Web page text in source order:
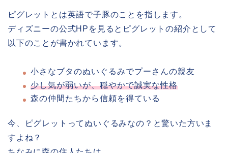
ピグレットとは英語で子豚のことを指します。
ディズニーの公式HPを見るとピグレットの紹介として
以下のことが書かれています。
小さなブタのぬいぐるみでプーさんの親友
少し気が弱いが、穏やかで誠実な性格
森の仲間たちから信頼を得ている
今、ピグレットってぬいぐるみなの？と驚いた方いま
すよね？